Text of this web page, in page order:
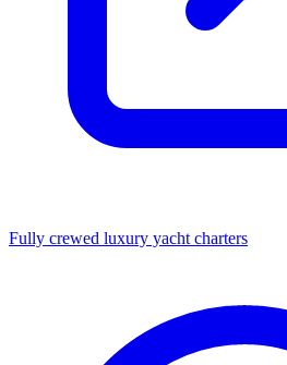
Fully crewed luxury yacht charters